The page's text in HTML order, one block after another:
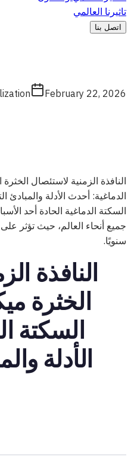
تاثيرنا العالمي
اتصل بنا
February 22, 2026
النافذة الزمنية لاستئصال
الدماغية: أحدث الأدلة والمبادئ
السكتة الدماغية الحادة أحد
سنويًا.
النافذة
الخثرة
السكتة
الأدلة